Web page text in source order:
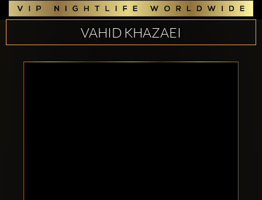
VAHID KHAZAEI